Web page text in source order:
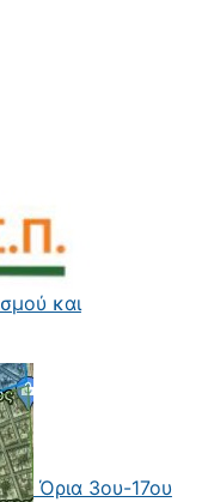
και
Όρια 3ου-17ου